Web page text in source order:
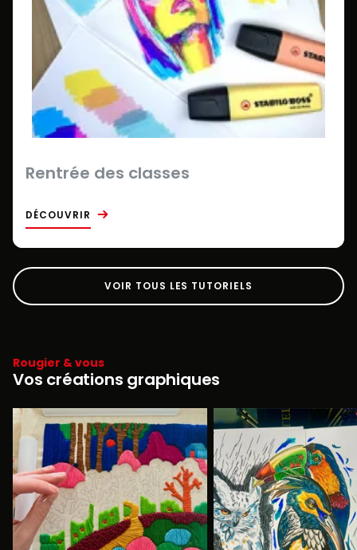
Rentrée des classes
DÉCOUVRIR
VOIR TOUS LES TUTORIELS
Rougier & vous
Vos créations graphiques